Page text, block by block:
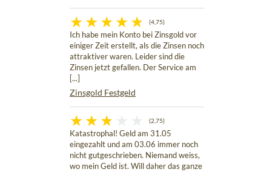
(4,75)
Ich habe mein Konto bei Zinsgold vor
einiger Zeit erstellt, als die Zinsen noch
attraktiver waren. Leider sind die
Zinsen jetzt gefallen. Der Service am
[...]
Zinsgold Festgeld
(2,75)
Katastrophal! Geld am 31.05
eingezahlt und am 03.06 immer noch
nicht gutgeschrieben. Niemand weiss,
wo mein Geld ist. Will daher das ganze